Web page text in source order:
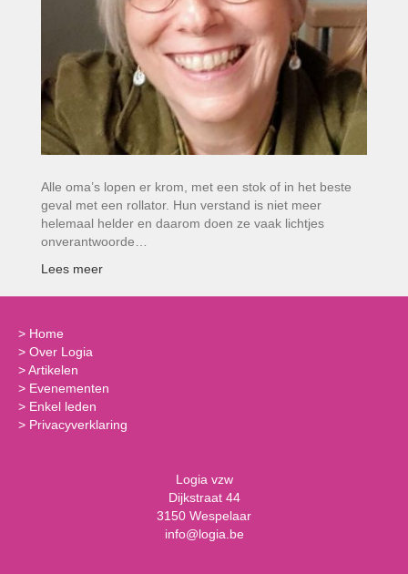
Alle oma’s lopen er krom, met een stok of in het beste
geval met een rollator. Hun verstand is niet meer
helemaal helder en daarom doen ze vaak lichtjes
onverantwoorde…
Lees meer
> Home
> Over Logia
>Artikelen
> Evenementen
> Enkel leden
> Privacyverklaring
Logia vzw
Dijkstraat 44
3150 Wespelaar
info@logia.be